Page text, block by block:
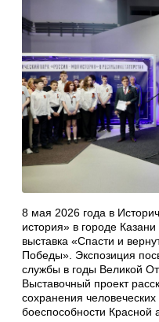
8 мая 2026 года в
история» в городе
выставка «Спасти и
Победы». Экспозиция
службы в годы Великой
Выставочный проект
сохранения
боеспособности Красной